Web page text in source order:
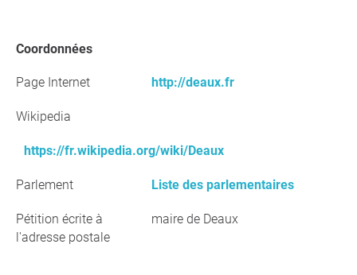
Coordonnées
Page Internet http://deaux.fr
Wikipedia
https://fr.wikipedia.org/wiki/Deaux
Parlement Liste des parlementaires
Pétition écrite à
l'adresse postale
maire de Deaux